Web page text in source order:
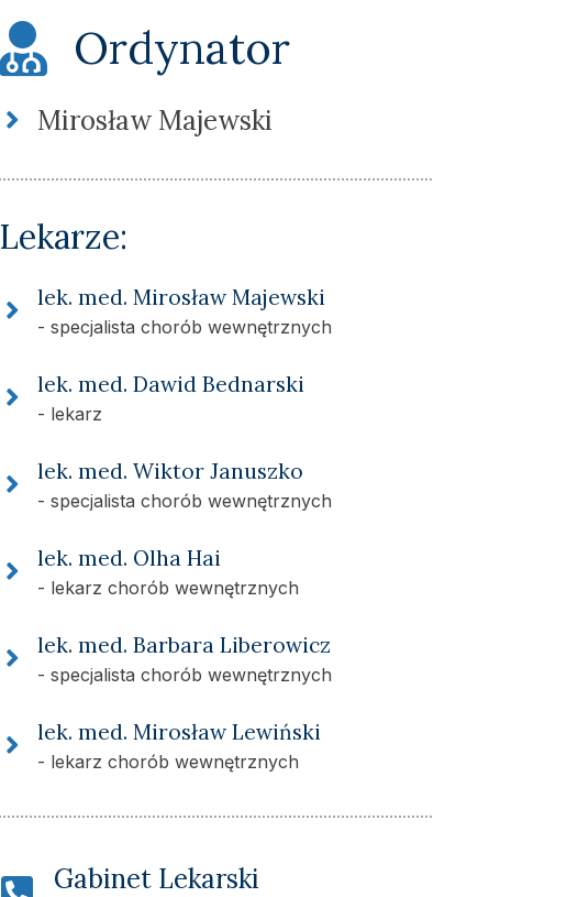
Ordynator
Mirosław Majewski
Lekarze:
lek. med. Mirosław Majewski
- specjalista chorób wewnętrznych
lek. med. Dawid Bednarski
- lekarz
lek. med. Wiktor Januszko
- specjalista chorób wewnętrznych
lek. med. Olha Hai
- lekarz chorób wewnętrznych
lek. med. Barbara Liberowicz
- specjalista chorób wewnętrznych
lek. med. Mirosław Lewiński
- lekarz chorób wewnętrznych
Gabinet Lekarski